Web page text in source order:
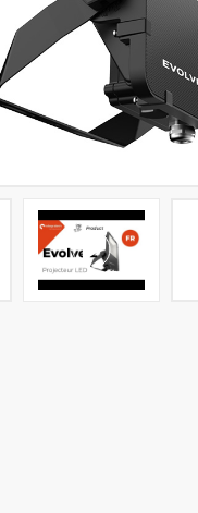
Leuchten
und Wandleuchten